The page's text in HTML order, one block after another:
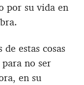
por su vida en
estas cosas
no ser
en su